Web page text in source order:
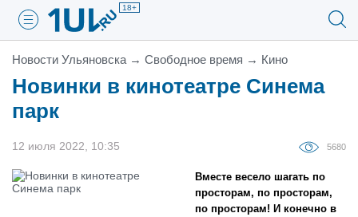
18+
Новости Ульяновска → Свободное время → Кино
Новинки в кинотеатре Синема
парк
12 июля 2022, 10:35 5680
Вместе весело шагать по
просторам, по просторам,
по просторам! И конечно в